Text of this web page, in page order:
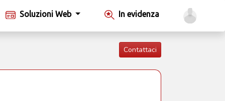
Soluzioni Web In evidenza
Contattaci